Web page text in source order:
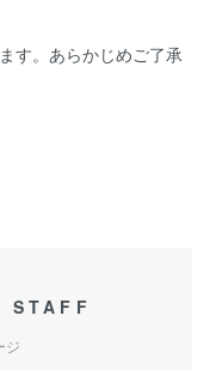
す。あらかじめご了承
STAFF
ジ